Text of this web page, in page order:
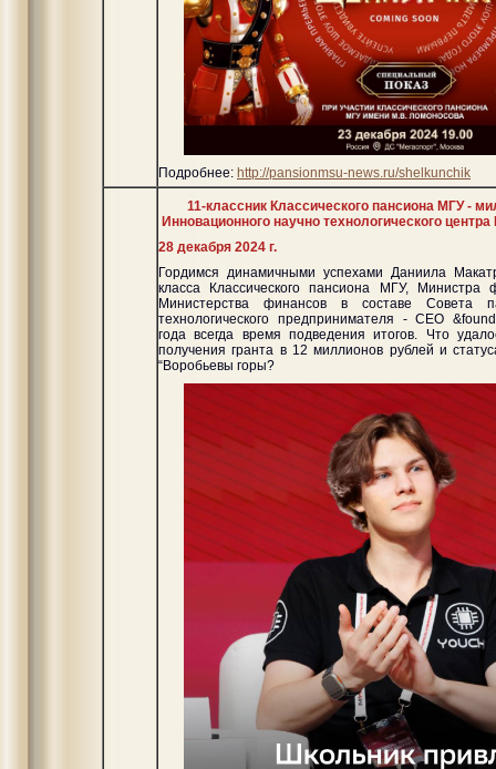
Подробнее: http://pansionmsu-news.ru/shelkunchik
11-классник Классического пансиона МГУ -
Инновационного научно технологического
28 декабря 2024 г.
Гордимся динамичными успехами Даниила
класса Классического пансиона МГУ, Министра
Министерства финансов в составе Совета
технологического предпринимателя - CEO
года всегда время подведения итогов. Что
получения гранта в 12 миллионов рублей и
“Воробьевы горы?